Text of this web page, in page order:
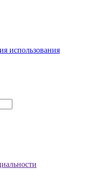
использования